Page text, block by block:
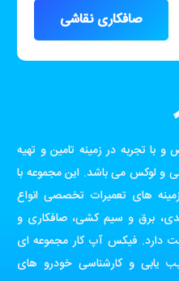
صافکاری نقاشی
تجربه در زمینه تامین و تهیه
و لوکس می باشد. این مجموعه با
های تعمیرات تخصصی انواع
برق و سیم کشی، صافکاری و
دارد. فیکس آپ کار مجموعه ای
یابی و کارشناسی خودرو های